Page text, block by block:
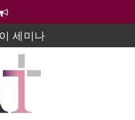
세미나
매 졸업연주
일 유초등부 발표
라 봉헌송